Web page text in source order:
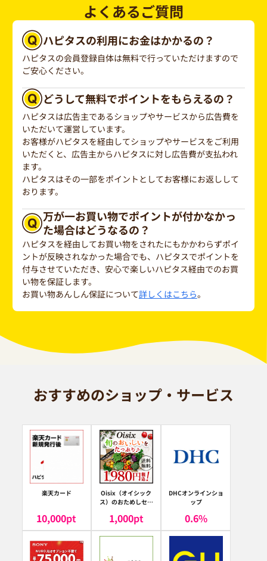
よくあるご質問
ハピタスの利用にお金はかかるの？
ハピタスの会員登録自体は無料で行っていただけますので
ご安心ください。
どうして無料でポイントをもらえるの？
ハピタスは広告主であるショップやサービスから広告費を
いただいて運営しています。
お客様がハピタスを経由してショップやサービスをご利用
いただくと、広告主からハピタスに対し広告費が支払われ
ます。
ハピタスはその一部をポイントとしてお客様にお返しして
おります。
万が一お買い物でポイントが付かなかっ
た場合はどうなるの？
ハピタスを経由してお買い物をされたにもかかわらずポイ
ントが反映されなかった場合でも、ハピタスでポイントを
付与させていただき、安心で楽しいハピタス経由でのお買
い物を保証します。
お買い物あんしん保証について詳しくはこちら。
おすすめのショップ・サービス
楽天カード
10,000pt
Oisix（オイシック
ス）のおためしセッ
1,000pt
DHCオンラインショ
ップ
0.6%